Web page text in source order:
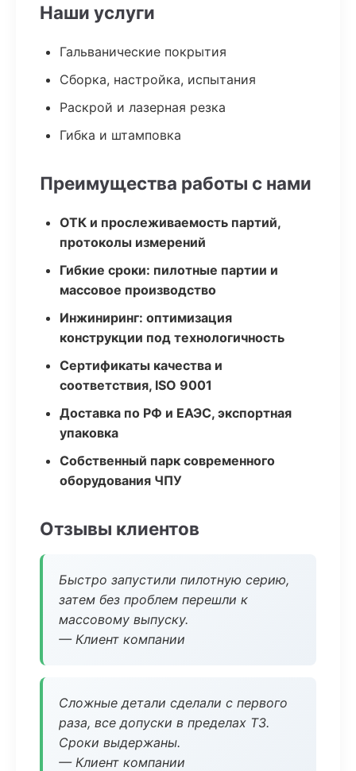
Наши услуги
Гальванические покрытия
Сборка, настройка, испытания
Раскрой и лазерная резка
Гибка и штамповка
Преимущества работы с нами
ОТК и прослеживаемость партий,
протоколы измерений
Гибкие сроки: пилотные партии и
массовое производство
Инжиниринг: оптимизация
конструкции под технологичность
Сертификаты качества и
соответствия, ISO 9001
Доставка по РФ и ЕАЭС, экспортная
упаковка
Собственный парк современного
оборудования ЧПУ
Отзывы клиентов
Быстро запустили пилотную серию,
затем без проблем перешли к
массовому выпуску.
— Клиент компании
Сложные детали сделали с первого
раза, все допуски в пределах ТЗ.
Сроки выдержаны.
— Клиент компании